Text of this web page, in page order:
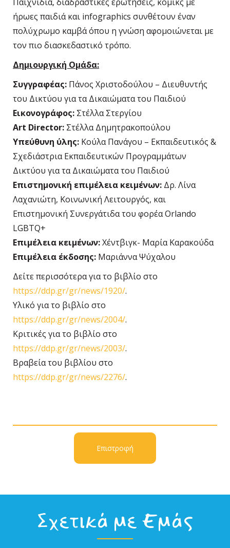
ήρωες παιδιά και infographics συνθέτουν έναν
πολύχρωμο καμβά όπου η γνώση αφομοιώνεται με
τον πιο διασκεδαστικό τρόπο.
Δημιουργική Ομάδα:
Συγγραφέας: Πάνος Χριστοδούλου – Διευθυντής
του Δικτύου για τα Δικαιώματα του Παιδιού
Εικονογράφος: Στέλλα Στεργίου
Art Director: Στέλλα Δημητρακοπούλου
Υπεύθυνη ύλης: Κούλα Πανάγου – Εκπαιδευτικός &
Σχεδιάστρια Εκπαιδευτικών Προγραμμάτων
Δικτύου για τα Δικαιώματα του Παιδιού
Επιστημονική επιμέλεια κειμένων: Δρ. Λίνα
Λαχανιώτη, Κοινωνική Λειτουργός, και
Επιστημονική Συνεργάτιδα του φορέα Orlando
LGBTQ+
Επιμέλεια κειμένων:Χέντβιγκ- Μαρία Καρακούδα
Επιμέλεια έκδοσης: Μαριάννα Ψύχαλου
Δείτε περισσότερα για το βιβλίο στο
https://ddp.gr/gr/news/1920/.
Υλικό για το βιβλίο στο
https://ddp.gr/gr/news/2004/.
Κριτικές για το βιβλίο στο
https://ddp.gr/gr/news/2003/.
Βραβεία του βιβλίου στο
https://ddp.gr/gr/news/2276/.
Επιστροφή
Σχετικά με Εμάς